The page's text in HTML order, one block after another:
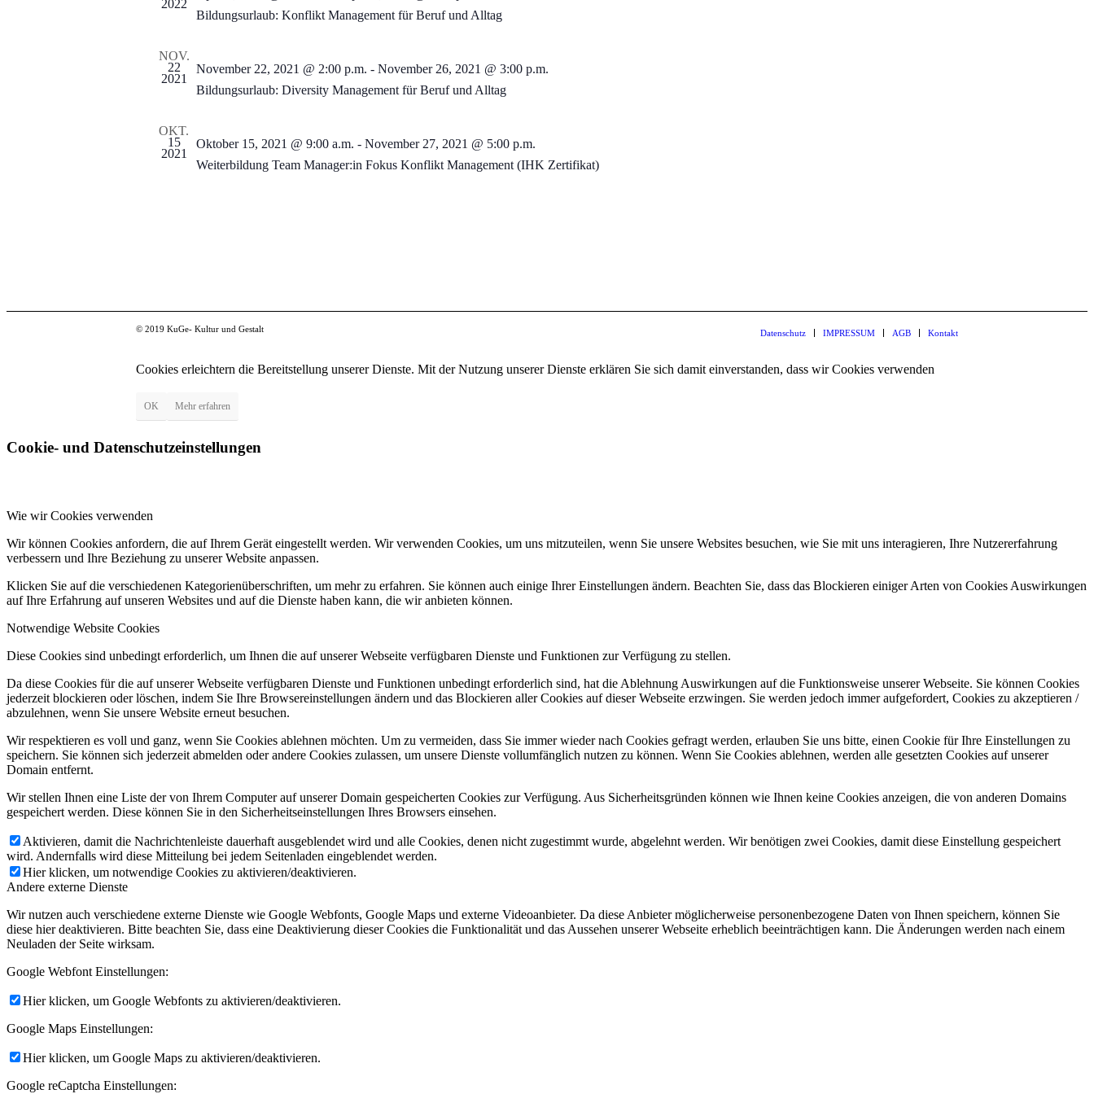
2022
Bildungsurlaub: Konflikt Management für Beruf und Alltag
NOV.
22
2021
November 22, 2021 @ 2:00 p.m. - November 26, 2021 @ 3:00 p.m.
Bildungsurlaub: Diversity Management für Beruf und Alltag
OKT.
15
2021
Oktober 15, 2021 @ 9:00 a.m. - November 27, 2021 @ 5:00 p.m.
Weiterbildung Team Manager:in Fokus Konflikt Management (IHK Zertifikat)
© 2019 KuGe- Kultur und Gestalt Datenschutz IMPRESSUM AGB Kontakt
Cookies erleichtern die Bereitstellung unserer Dienste. Mit der Nutzung unserer Dienste erklären Sie sich damit einverstanden, dass wir Cookies verwenden
OK Mehr erfahren
Cookie- und Datenschutzeinstellungen
Wie wir Cookies verwenden
Wir können Cookies anfordern, die auf Ihrem Gerät eingestellt werden. Wir verwenden Cookies, um uns mitzuteilen, wenn Sie unsere Websites besuchen, wie Sie mit uns interagieren, Ihre Nutzererfahrung
verbessern und Ihre Beziehung zu unserer Website anpassen.
Klicken Sie auf die verschiedenen Kategorienüberschriften, um mehr zu erfahren. Sie können auch einige Ihrer Einstellungen ändern. Beachten Sie, dass das Blockieren einiger Arten von Cookies Auswirkungen
auf Ihre Erfahrung auf unseren Websites und auf die Dienste haben kann, die wir anbieten können.
Notwendige Website Cookies
Diese Cookies sind unbedingt erforderlich, um Ihnen die auf unserer Webseite verfügbaren Dienste und Funktionen zur Verfügung zu stellen.
Da diese Cookies für die auf unserer Webseite verfügbaren Dienste und Funktionen unbedingt erforderlich sind, hat die Ablehnung Auswirkungen auf die Funktionsweise unserer Webseite. Sie können Cookies
jederzeit blockieren oder löschen, indem Sie Ihre Browsereinstellungen ändern und das Blockieren aller Cookies auf dieser Webseite erzwingen. Sie werden jedoch immer aufgefordert, Cookies zu akzeptieren /
abzulehnen, wenn Sie unsere Website erneut besuchen.
Wir respektieren es voll und ganz, wenn Sie Cookies ablehnen möchten. Um zu vermeiden, dass Sie immer wieder nach Cookies gefragt werden, erlauben Sie uns bitte, einen Cookie für Ihre Einstellungen zu
speichern. Sie können sich jederzeit abmelden oder andere Cookies zulassen, um unsere Dienste vollumfänglich nutzen zu können. Wenn Sie Cookies ablehnen, werden alle gesetzten Cookies auf unserer
Domain entfernt.
Wir stellen Ihnen eine Liste der von Ihrem Computer auf unserer Domain gespeicherten Cookies zur Verfügung. Aus Sicherheitsgründen können wie Ihnen keine Cookies anzeigen, die von anderen Domains
gespeichert werden. Diese können Sie in den Sicherheitseinstellungen Ihres Browsers einsehen.
Aktivieren, damit die Nachrichtenleiste dauerhaft ausgeblendet wird und alle Cookies, denen nicht zugestimmt wurde, abgelehnt werden. Wir benötigen zwei Cookies, damit diese Einstellung gespeichert
wird. Andernfalls wird diese Mitteilung bei jedem Seitenladen eingeblendet werden.
Hier klicken, um notwendige Cookies zu aktivieren/deaktivieren.
Andere externe Dienste
Wir nutzen auch verschiedene externe Dienste wie Google Webfonts, Google Maps und externe Videoanbieter. Da diese Anbieter möglicherweise personenbezogene Daten von Ihnen speichern, können Sie
diese hier deaktivieren. Bitte beachten Sie, dass eine Deaktivierung dieser Cookies die Funktionalität und das Aussehen unserer Webseite erheblich beeinträchtigen kann. Die Änderungen werden nach einem
Neuladen der Seite wirksam.
Google Webfont Einstellungen:
Hier klicken, um Google Webfonts zu aktivieren/deaktivieren.
Google Maps Einstellungen:
Hier klicken, um Google Maps zu aktivieren/deaktivieren.
Google reCaptcha Einstellungen: